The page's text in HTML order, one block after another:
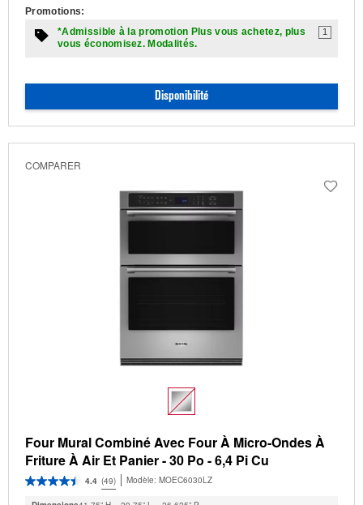
Promotions:
*Admissible à la promotion Plus vous achetez, plus
vous économisez. Modalités.
1
Disponibilité
COMPARER
Four Mural Combiné Avec Four À Micro-Ondes À
Friture À Air Et Panier - 30 Po - 6,4 Pi Cu
4.4 (49) Modèle: MOEC6030LZ